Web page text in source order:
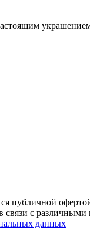
публичной
с
данных